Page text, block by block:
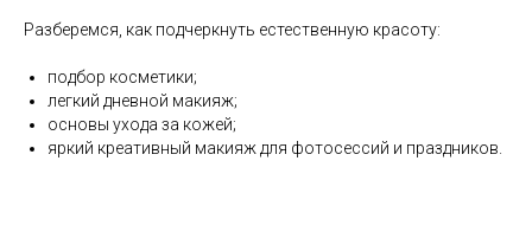
Разберемся, как подчеркнуть естественную красоту:
подбор косметики;
легкий дневной макияж;
основы ухода за кожей;
яркий креативный макияж для фотосессий и праздников.